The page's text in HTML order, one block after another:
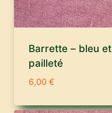
Barrette – bleu et
pailleté
6,00 €